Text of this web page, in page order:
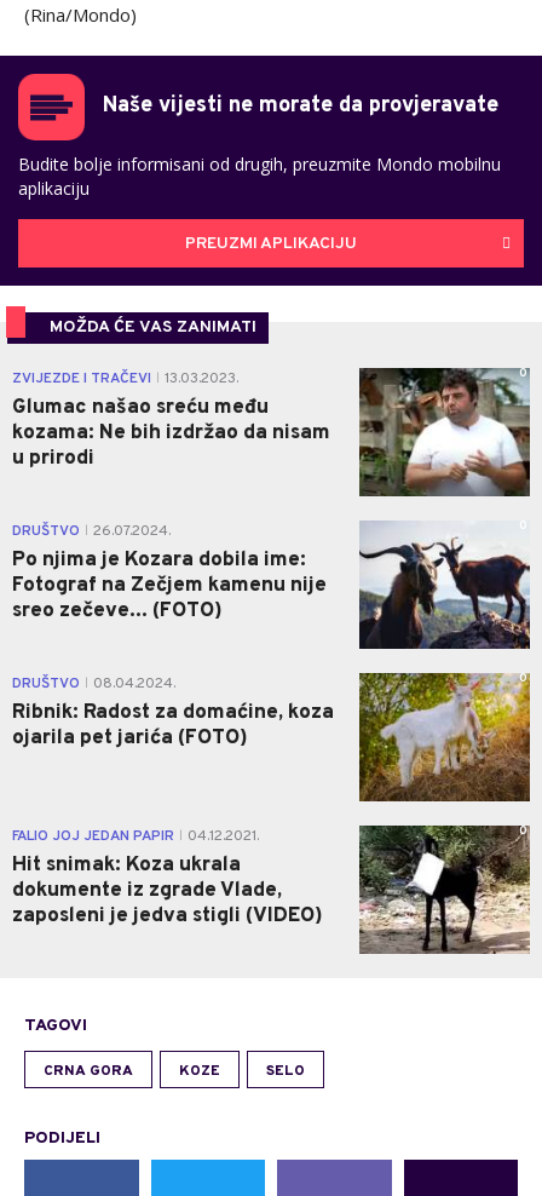
(Rina/Mondo)
Naše vijesti ne morate da provjeravate
Budite bolje informisani od drugih, preuzmite Mondo mobilnu
aplikaciju
PREUZMI APLIKACIJU
MOŽDA ĆE VAS ZANIMATI
ZVIJEZDE I TRAČEVI 13.03.2023.
Glumac našao sreću među
kozama: Ne bih izdržao da nisam
u prirodi
0
DRUŠTVO 26.07.2024.
Po njima je Kozara dobila ime:
Fotograf na Zečjem kamenu nije
sreo zečeve... (FOTO)
0
DRUŠTVO 08.04.2024.
Ribnik: Radost za domaćine, koza
ojarila pet jarića (FOTO)
0
FALIO JOJ JEDAN PAPIR 04.12.2021.
Hit snimak: Koza ukrala
dokumente iz zgrade Vlade,
zaposleni je jedva stigli (VIDEO)
0
TAGOVI
CRNA GORA KOZE SELO
PODIJELI